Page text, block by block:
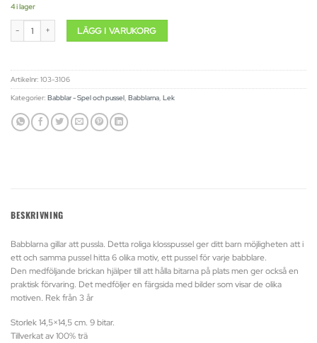
4 i lager
Klosspussel 9 bitar Babblarna mängd
LÄGG I VARUKORG
Artikelnr: 103-3106
Kategorier: Babblar - Spel och pussel, Babblarna, Lek
BESKRIVNING
Babblarna gillar att pussla. Detta roliga klosspussel ger ditt barn möjligheten att i
ett och samma pussel hitta 6 olika motiv, ett pussel för varje babblare.
Den medföljande brickan hjälper till att hålla bitarna på plats men ger också en
praktisk förvaring. Det medföljer en färgsida med bilder som visar de olika
motiven. Rek från 3 år
Storlek 14,5×14,5 cm. 9 bitar.
Tillverkat av 100% trä